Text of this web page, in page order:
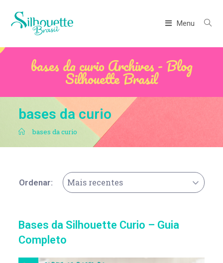
Menu
bases da curio Archives - Blog
Silhouette Brasil
bases da curio
. bases da curio
Ordenar: Mais recentes
Bases da Silhouette Curio – Guia
Completo